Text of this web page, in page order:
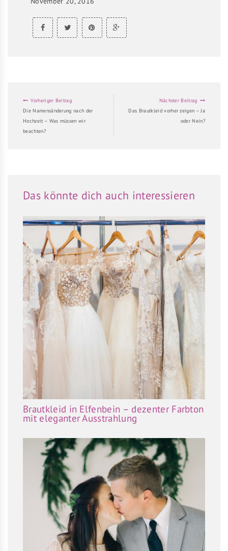
Vorheriger Beitrag
Die Namensänderung nach der
Hochzeit – Was müssen wir
beachten?
Nächster Beitrag
Das Brautkleid vorher zeigen – Ja
oder Nein?
Das könnte dich auch interessieren
Brautkleid in Elfenbein – dezenter Farbton
mit eleganter Ausstrahlung